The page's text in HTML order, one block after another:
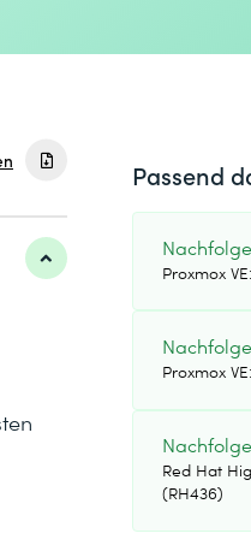
Passend
Proxmox
Proxmox
Red Hat
(RH436)